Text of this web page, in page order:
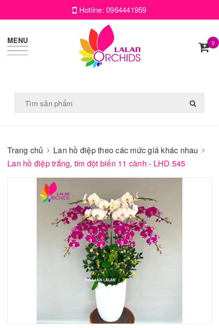
Hotline:0964441959
MENU 0
Trang chủ
Lan hồ điệp theo các mức giá khác nhau
Lan hồ điệp trắng, tím đột biến 11 cành - LHD 545